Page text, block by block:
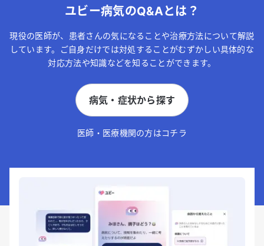
ユビー病気のQ&Aとは？
現役の医師が、患者さんの気になることや治療方法について解説
しています。ご自身だけでは対処することがむずかしい具体的な
対応方法や知識などを知ることができます。
病気・症状から探す
医師・医療機関の方はコチラ